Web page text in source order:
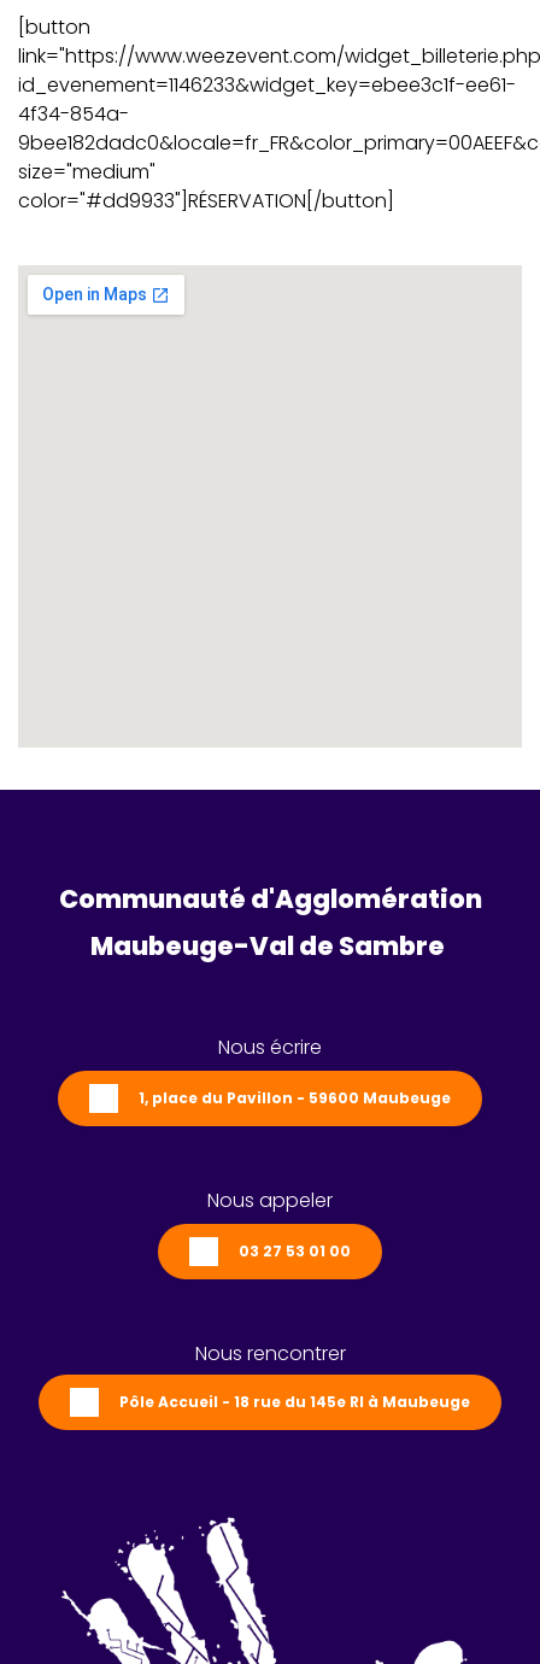
[button
link="https://www.weezevent.com/
id_evenement=1146233&widget_key=ebee3c1f-ee61-
4f34-854a-
size="medium"
color="#dd9933"]RÉSERVATION[/button]
Communauté d'Agglomération
Maubeuge-Val de Sambre
Nous écrire
1, place du Pavillon - 59600 Maubeuge
Nous appeler
03 27 53 01 00
Nous rencontrer
Pôle Accueil - 18 rue du 145e RI à Maubeuge